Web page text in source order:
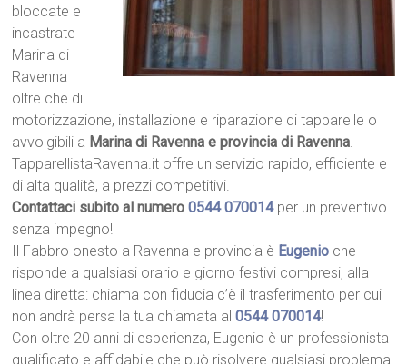
bloccate e
incastrate
Marina di
Ravenna
oltre che di
motorizzazione, installazione e riparazione di tapparelle o
avvolgibili a Marina di Ravenna e provincia di Ravenna.
TapparellistaRavenna.it offre un servizio rapido, efficiente e
di alta qualità, a prezzi competitivi.
Contattaci subito al numero0544 070014per un preventivo
senza impegno!
Il Fabbro onesto a Ravenna e provincia è Eugenio che
risponde a qualsiasi orario e giorno festivi compresi, alla
linea diretta: chiama con fiducia c’è il trasferimento per cui
non andrà persa la tua chiamata al0544 070014!
Con oltre 20 anni di esperienza, Eugenio è un professionista
qualificato e affidabile che può risolvere qualsiasi problema